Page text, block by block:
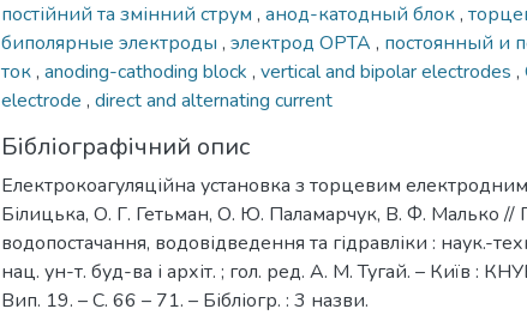
постійний та змінний струм , анод-катодный блок,
биполярные электроды , электрод ОРТА , постоянный и
ток, anoding-cathoding block , vertical and bipolar electrodes ,
electrode , direct and alternating current
Бібліографічний опис
Електрокоагуляційна установка з торцевим
Білицька, О. Г. Гетьман, О. Ю. Паламарчук, В. Ф. Малько //
водопостачання, водовідведення та гідравліки : наук.-
нац. ун-т. буд-ва і архіт. ; гол. ред. А. М. Тугай. – Київ :
Вип. 19. – С. 66 – 71. – Бібліогр. : 3 назви.